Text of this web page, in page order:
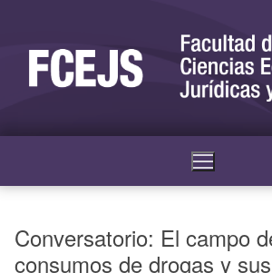
Conversatorio: El campo
consumos de drogas y